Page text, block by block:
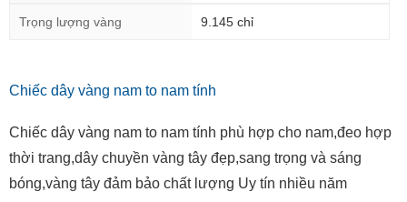
Trọng lượng vàng 9.145 chỉ
Chiếc dây vàng nam to nam tính
Chiếc dây vàng nam to nam tính phù hợp cho nam,đeo hợp
thời trang,dây chuyền vàng tây đẹp,sang trọng và sáng
bóng,vàng tây đảm bảo chất lượng Uy tín nhiều năm